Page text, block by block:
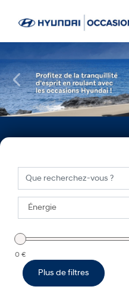
Previous
0 €
Plus de filtres